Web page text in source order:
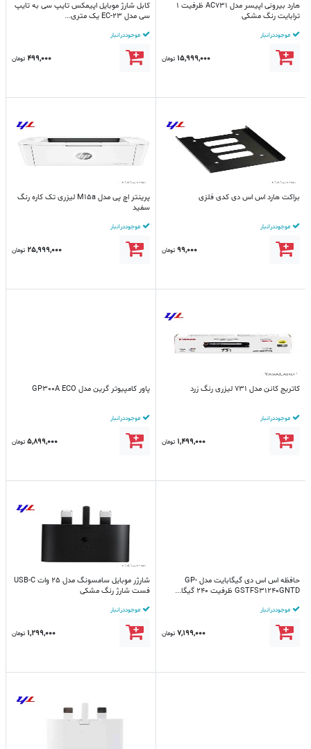
هارد بیرونی اپیسر مدل AC731 ظرفیت 1
ترابایت رنگ مشکی
موجود در انبار
15,999,000 تومان
کابل شارژ موبایل اپیمکس تایپ سی به تایپ
سی مدل EC-23 یک متری...
موجود در انبار
499,000 تومان
براکت هارد اس اس دی کدی فلزی
موجود در انبار
99,000 تومان
پرینتر اچ پی مدل M15a لیزری تک کاره رنگ
سفید
موجود در انبار
25,999,000 تومان
کاتریج کانن مدل 731 لیزری رنگ زرد
موجود در انبار
1,499,000 تومان
پاور کامپیوتر گرین مدل GP300A ECO
موجود در انبار
5,899,000 تومان
حافظه اس اس دی گیگابایت مدل GP-
GSTFS31240GNTD ظرفیت 240 گیگا...
موجود در انبار
7,199,000 تومان
شارژر موبایل سامسونگ مدل 25 وات USB-C
فست شارژ رنگ مشکی
موجود در انبار
1,299,000 تومان